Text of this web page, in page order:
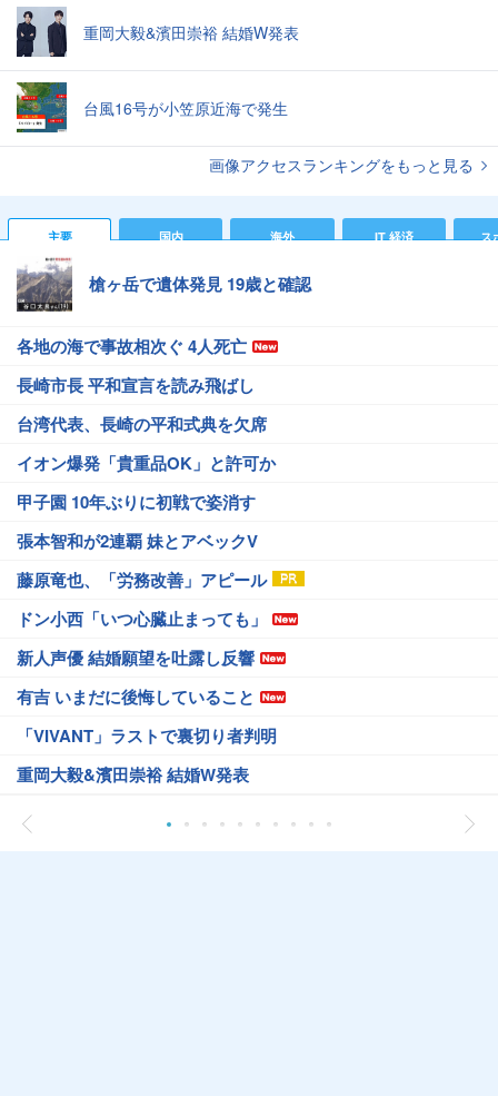
重岡大毅&濱田崇裕 結婚W発表
台風16号が小笠原近海で発生
画像アクセスランキングをもっと見る
主要 国内 海外 IT 経済 ス
槍ヶ岳で遺体発見 19歳と確認
各地の海で事故相次ぐ 4人死亡
長崎市長 平和宣言を読み飛ばし
台湾代表、長崎の平和式典を欠席
イオン爆発「貴重品OK」と許可か
甲子園 10年ぶりに初戦で姿消す
張本智和が2連覇 妹とアベックV
藤原竜也、「労務改善」アピール
ドン小西「いつ心臓止まっても」
新人声優 結婚願望を吐露し反響
有吉 いまだに後悔していること
「VIVANT」ラストで裏切り者判明
重岡大毅&濱田崇裕 結婚W発表